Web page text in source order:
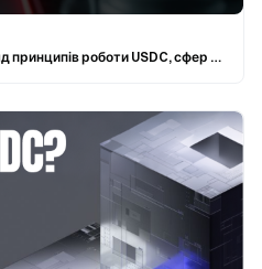
Що таке USDC? Глибокий огляд принципів роботи USDC, сфер застосування, ризиків і майбутніх перспектив